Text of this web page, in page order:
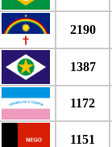
2190
1387
1172
1151